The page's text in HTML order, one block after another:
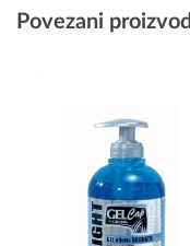
Povezani